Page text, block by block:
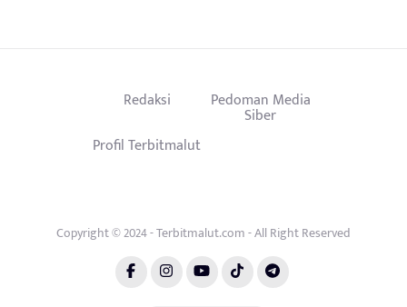
Redaksi Pedoman Media
Siber
Profil Terbitmalut
Copyright © 2024 - Terbitmalut.com - All Right Reserved